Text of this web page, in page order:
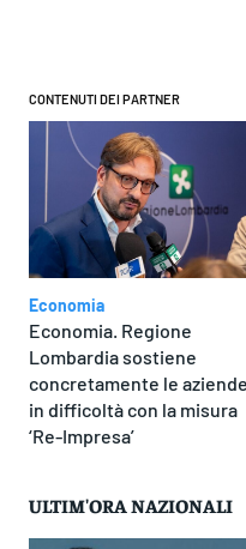
CONTENUTI DEI PARTNER
Economia
Economia. Regione
Lombardia sostiene
concretamente le aziende
in difficoltà con la misura
‘Re-Impresa’
ULTIM'ORA NAZIONALI